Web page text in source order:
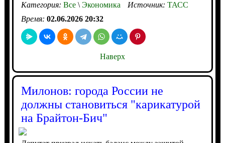
Категория: Все\Экономика Источник: ТАСС
Время: 02.06.2026 20:32
Наверх
Милонов: города России не
должны становиться "карикатурой
на Брайтон-Бич"